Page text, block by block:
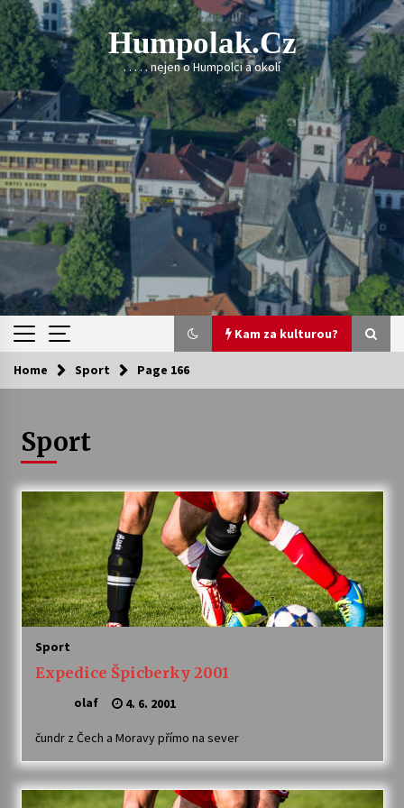
Skip
to
content
Humpolak.cz
. . . . . nejen o Humpolci a okolí
Kam za kulturou?
Kam za kulturou?
Vernisáž výstavy Josefíny Duškové: Stávám se
kapkou
30. 7. 2026
Veselí muzikanti
30. 7. 2026
Pozvánka na integrační festival Quijotova
Letní koncerty ve Stromovce: Kolchoz a
28. 7. 2026
Home Sport Page 166
Sport
Sport
Expedice Špicberky 2001
olaf 4. 6. 2001
čundr z Čech a Moravy přímo na sever